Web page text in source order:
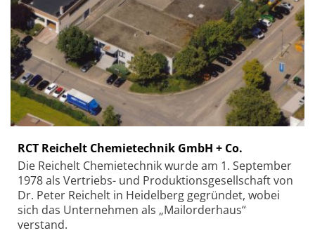
RCT Reichelt Chemietechnik GmbH + Co.
Die Reichelt Chemietechnik wurde am 1. September
1978 als Vertriebs- und Produktionsgesellschaft von
Dr. Peter Reichelt in Heidelberg gegründet, wobei
sich das Unternehmen als „Mailorderhaus“
verstand.